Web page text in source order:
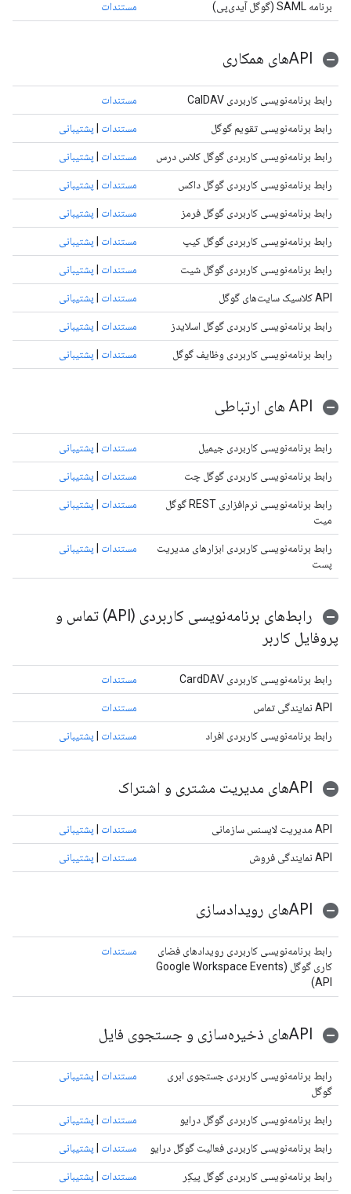
برنامه SAML (گوگل آیدی‌پی) مستندات
رابط برنامه‌نویسی کاربردی CalDAV مستندات
رابط برنامه‌نویسی تقویم گوگل مستندات پشتیبانی
رابط برنامه‌نویسی کاربردی گوگل کلاس درس مستندات پشتیبانی
رابط برنامه‌نویسی کاربردی گوگل داکس مستندات پشتیبانی
رابط برنامه‌نویسی کاربردی گوگل فرمز مستندات پشتیبانی
رابط برنامه‌نویسی کاربردی گوگل کیپ مستندات پشتیبانی
رابط برنامه‌نویسی کاربردی گوگل شیت مستندات پشتیبانی
API کلاسیک سایت‌های گوگل مستندات پشتیبانی
رابط برنامه‌نویسی کاربردی گوگل اسلایدز مستندات پشتیبانی
رابط برنامه‌نویسی کاربردی وظایف گوگل مستندات پشتیبانی
رابط برنامه‌نویسی کاربردی جیمیل مستندات پشتیبانی
رابط برنامه‌نویسی کاربردی گوگل چت مستندات پشتیبانی
رابط برنامه‌نویسی نرم‌افزاری REST گوگل
میت
مستندات پشتیبانی
رابط برنامه‌نویسی کاربردی ابزارهای مدیریت
پست
مستندات پشتیبانی
رابط‌های برنامه‌نویسی کاربردی (API) تماس و
پروفایل کاربر
رابط برنامه‌نویسی کاربردی CardDAV مستندات
API نمایندگی تماس مستندات
رابط برنامه‌نویسی کاربردی افراد مستندات پشتیبانی
API مدیریت لایسنس سازمانی مستندات پشتیبانی
API نمایندگی فروش مستندات پشتیبانی
رابط برنامه‌نویسی کاربردی رویدادهای فضای
کاری گوگل (Google Workspace Events
API)
مستندات
رابط برنامه‌نویسی کاربردی جستجوی ابری
گوگل
مستندات پشتیبانی
رابط برنامه‌نویسی کاربردی گوگل درایو مستندات پشتیبانی
رابط برنامه‌نویسی کاربردی فعالیت گوگل درایو مستندات پشتیبانی
رابط برنامه‌نویسی کاربردی گوگل پیکِر مستندات پشتیبانی